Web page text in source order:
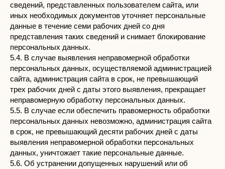
сведений, представленных пользователем сайта, или
иных необходимых документов уточняет персональные
данные в течение семи рабочих дней со дня
представления таких сведений и снимает блокирование
персональных данных.
5.4. В случае выявления неправомерной обработки
персональных данных, осуществляемой администрацией
сайта, администрация сайта в срок, не превышающий
трех рабочих дней с даты этого выявления, прекращает
неправомерную обработку персональных данных.
5.5. В случае если обеспечить правомерность обработки
персональных данных невозможно, администрация сайта
в срок, не превышающий десяти рабочих дней с даты
выявления неправомерной обработки персональных
данных, уничтожает такие персональные данные.
5.6. Об устранении допущенных нарушений или об